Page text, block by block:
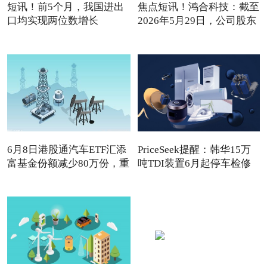
短讯！前5个月，我国进出
口均实现两位数增长
焦点短讯！鸿合科技：截至
2026年5月29日，公司股东
6月8日港股通汽车ETF汇添
富基金份额减少80万份，重
PriceSeek提醒：韩华15万
吨TDI装置6月起停车检修